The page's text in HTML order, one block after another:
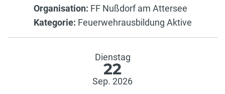
Organisation: FF Nußdorf am Attersee
Kategorie: Feuerwehrausbildung Aktive
Dienstag
22
Sep. 2026